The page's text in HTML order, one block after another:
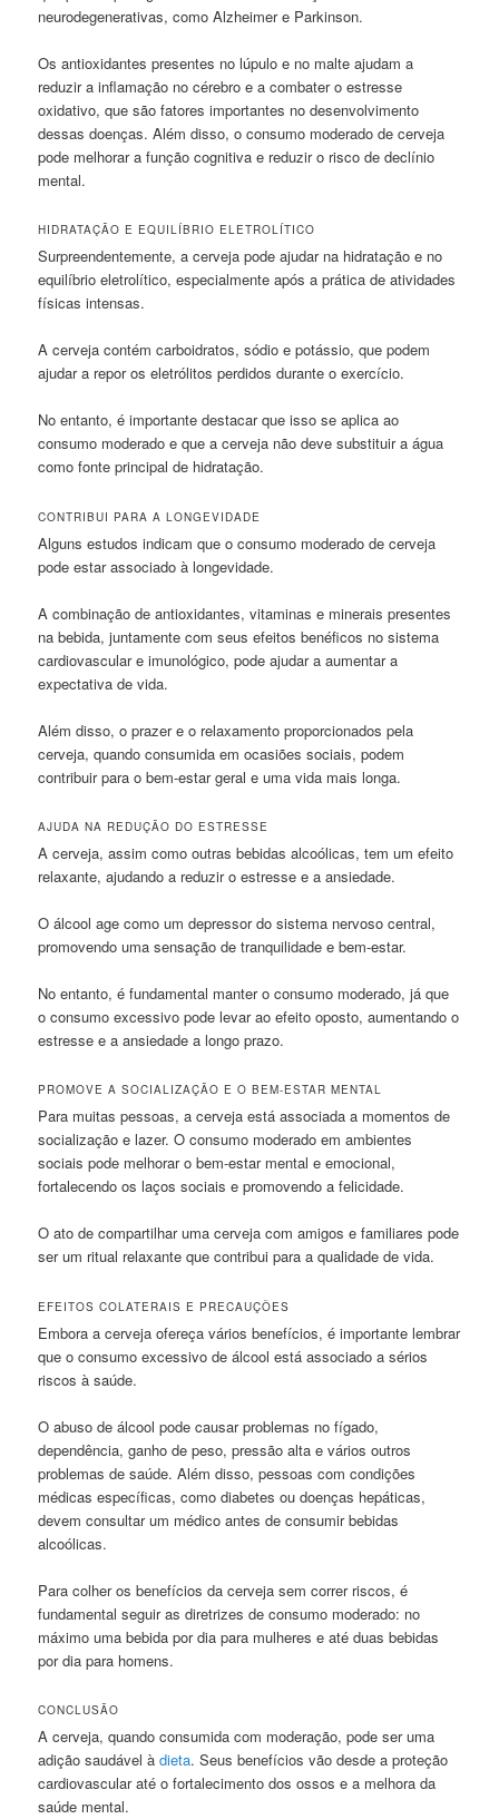
neurodegenerativas, como Alzheimer e Parkinson.
Os antioxidantes presentes no lúpulo e no malte ajudam a
reduzir a inflamação no cérebro e a combater o estresse
oxidativo, que são fatores importantes no desenvolvimento
dessas doenças. Além disso, o consumo moderado de cerveja
pode melhorar a função cognitiva e reduzir o risco de declínio
mental.
HIDRATAÇÃO E EQUILÍBRIO ELETROLÍTICO
Surpreendentemente, a cerveja pode ajudar na hidratação e no
equilíbrio eletrolítico, especialmente após a prática de atividades
físicas intensas.
A cerveja contém carboidratos, sódio e potássio, que podem
ajudar a repor os eletrólitos perdidos durante o exercício.
No entanto, é importante destacar que isso se aplica ao
consumo moderado e que a cerveja não deve substituir a água
como fonte principal de hidratação.
CONTRIBUI PARA A LONGEVIDADE
Alguns estudos indicam que o consumo moderado de cerveja
pode estar associado à longevidade.
A combinação de antioxidantes, vitaminas e minerais presentes
na bebida, juntamente com seus efeitos benéficos no sistema
cardiovascular e imunológico, pode ajudar a aumentar a
expectativa de vida.
Além disso, o prazer e o relaxamento proporcionados pela
cerveja, quando consumida em ocasiões sociais, podem
contribuir para o bem-estar geral e uma vida mais longa.
AJUDA NA REDUÇÃO DO ESTRESSE
A cerveja, assim como outras bebidas alcoólicas, tem um efeito
relaxante, ajudando a reduzir o estresse e a ansiedade.
O álcool age como um depressor do sistema nervoso central,
promovendo uma sensação de tranquilidade e bem-estar.
No entanto, é fundamental manter o consumo moderado, já que
o consumo excessivo pode levar ao efeito oposto, aumentando o
estresse e a ansiedade a longo prazo.
PROMOVE A SOCIALIZAÇÃO E O BEM-ESTAR MENTAL
Para muitas pessoas, a cerveja está associada a momentos de
socialização e lazer. O consumo moderado em ambientes
sociais pode melhorar o bem-estar mental e emocional,
fortalecendo os laços sociais e promovendo a felicidade.
O ato de compartilhar uma cerveja com amigos e familiares pode
ser um ritual relaxante que contribui para a qualidade de vida.
EFEITOS COLATERAIS E PRECAUÇÕES
Embora a cerveja ofereça vários benefícios, é importante lembrar
que o consumo excessivo de álcool está associado a sérios
riscos à saúde.
O abuso de álcool pode causar problemas no fígado,
dependência, ganho de peso, pressão alta e vários outros
problemas de saúde. Além disso, pessoas com condições
médicas específicas, como diabetes ou doenças hepáticas,
devem consultar um médico antes de consumir bebidas
alcoólicas.
Para colher os benefícios da cerveja sem correr riscos, é
fundamental seguir as diretrizes de consumo moderado: no
máximo uma bebida por dia para mulheres e até duas bebidas
por dia para homens.
CONCLUSÃO
A cerveja, quando consumida com moderação, pode ser uma
adição saudável àdieta. Seus benefícios vão desde a proteção
cardiovascular até o fortalecimento dos ossos e a melhora da
saúde mental.